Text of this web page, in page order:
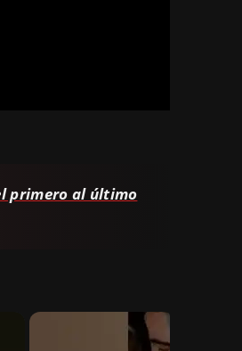
primero al último